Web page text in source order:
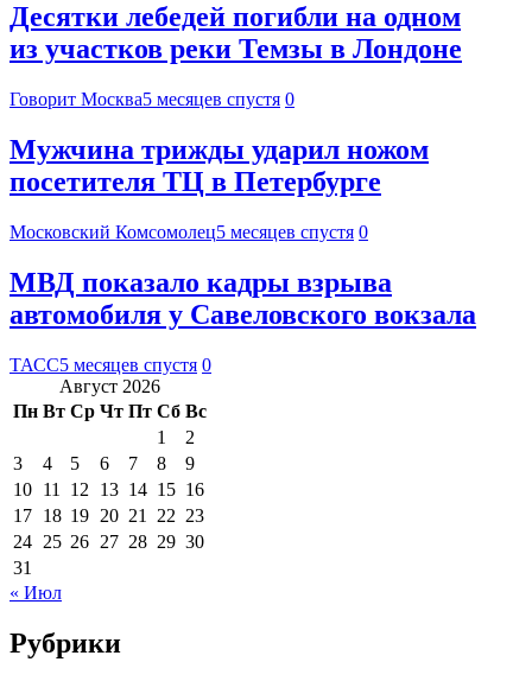
Десятки лебедей погибли на одном
из участков реки Темзы в Лондоне
Говорит Москва5 месяцев спустя 0
Мужчина трижды ударил ножом
посетителя ТЦ в Петербурге
Московский Комсомолец5 месяцев спустя 0
МВД показало кадры взрыва
автомобиля у Савеловского вокзала
ТАСС5 месяцев спустя 0
Август 2026
Пн Вт Ср Чт Пт Сб Вс
1
2
3
4 5 6 7 8
9
10 11 12 13 14 15 16
17 18 19 20 21 22 23
24 25 26 27 28 29 30
31
« Июл
Рубрики